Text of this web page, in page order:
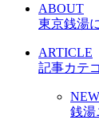
ABOUT
東京銭湯
ARTICLE
記事カテ
銭湯